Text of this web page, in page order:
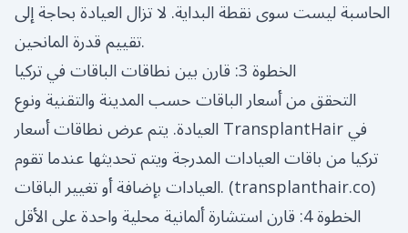
الحاسبة ليست سوى نقطة البداية. لا تزال العيادة بحاجة إلى
تقييم قدرة المانحين.
الخطوة 3: قارن بين نطاقات الباقات في تركيا
التحقق من أسعار الباقات حسب المدينة والتقنية ونوع
العيادة. يتم عرض نطاقات أسعار TransplantHair في
تركيا من باقات العيادات المدرجة ويتم تحديثها عندما تقوم
العيادات بإضافة أو تغيير الباقات. (transplanthair.co)
الخطوة 4: قارن استشارة ألمانية محلية واحدة على الأقل